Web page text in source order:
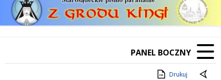
PANEL BOCZNY
Drukuj